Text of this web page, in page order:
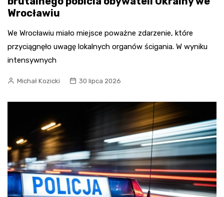
Wrocławiu
We Wrocławiu miało miejsce poważne zdarzenie, które
przyciągnęło uwagę lokalnych organów ścigania. W wyniku
intensywnych
Michał Kozicki 30 lipca 2026